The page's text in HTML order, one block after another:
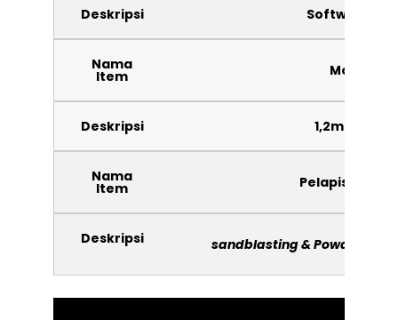
Deskripsi Software
Nama
Item Modul
Deskripsi 1,2m x 6m x
Nama
Item Pelapis anti
Deskripsi sandblasting & Powder